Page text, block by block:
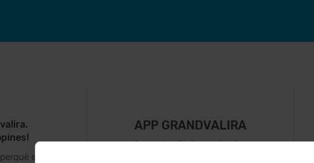
ens puguis
APP GRANDVALIRA
Ara, el més important a